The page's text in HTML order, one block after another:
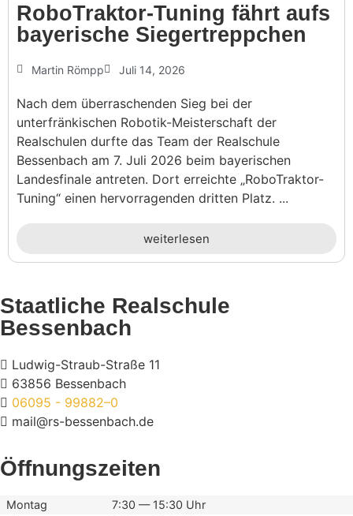
Robo­Traktor-Tuning fährt aufs
baye­ri­sche Siegertreppchen
Martin Römpp Juli 14, 2026
Nach dem überraschenden Sieg bei der
unterfränkischen Robotik-Meisterschaft der
Realschulen durfte das Team der Realschule
Bessenbach am 7. Juli 2026 beim bayerischen
Landesfinale antreten. Dort erreichte „RoboTraktor-
Tuning“ einen hervorragenden dritten Platz. ...
weiterlesen
Staatliche Realschule
Bessenbach
Ludwig-Straub-Straße 11
63856 Bessenbach
06095 - 99882–0
mail@rs-bessenbach.de
Öffnungszeiten
Montag
7:30 — 15:30 Uhr